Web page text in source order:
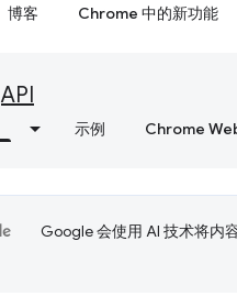
博客 Chrome 中的新功能
API
示例 Chrome
Google 会使用 AI 技术将内